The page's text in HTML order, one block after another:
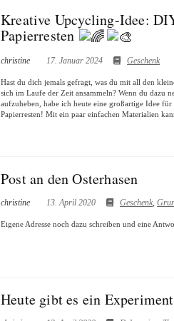
Kreative Upcycling-Idee:
Papierresten
christine 17. Januar 2024 Geschenk
Hast du dich jemals gefragt, was du mit all den
sich im Laufe der Zeit ansammeln? Wenn du dazu
aufzuheben, habe ich heute eine großartige Idee
Papierresten! Mit ein paar einfachen Materialien
Post an den Osterhasen
christine 13. April 2020 Geschenk,
Eigene Adresse noch dazu schreiben und eine
Heute gibt es ein